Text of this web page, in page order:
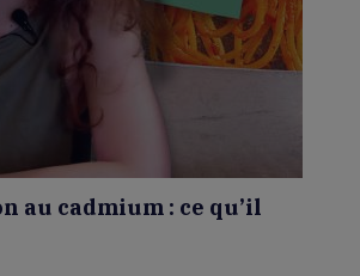
Contamination
au
cadmium :
ce
savoir
au cadmium : ce qu’il